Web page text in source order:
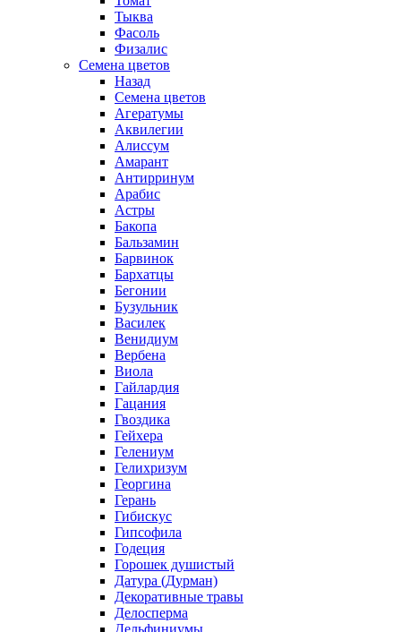
Тыква
Фасоль
Физалис
Семена цветов
Назад
Семена цветов
Агератумы
Аквилегии
Алиссум
Амарант
Антирринум
Арабис
Астры
Бакопа
Бальзамин
Барвинок
Бархатцы
Бегонии
Бузульник
Василек
Венидиум
Вербена
Виола
Гайлардия
Гацания
Гвоздика
Гейхера
Гелениум
Гелихризум
Георгина
Герань
Гибискус
Гипсофила
Годеция
Горошек душистый
Датура (Дурман)
Декоративные травы
Делосперма
Дельфиниумы